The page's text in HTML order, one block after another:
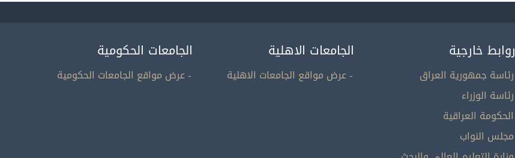
روابط خارجية
رئاسة جمهورية العراق
رئاسة الوزراء
الحكومة العراقية
مجلس النواب
الجامعات الاهلية
- عرض مواقع الجامعات الاهلية
الجامعات الحكومية
- عرض مواقع الجامعات الحكومية